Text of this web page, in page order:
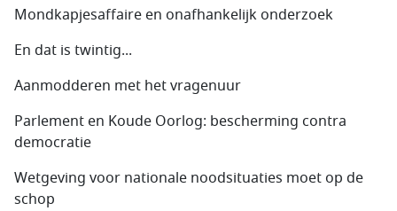
Mondkapjesaffaire en onafhankelijk onderzoek
En dat is twintig...
Aanmodderen met het vragenuur
Parlement en Koude Oorlog: bescherming contra
democratie
Wetgeving voor nationale noodsituaties moet op de
schop